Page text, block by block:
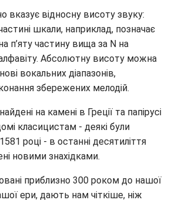
вказує відносну висоту звуку:
шкали, наприклад, позначає
п’яту частину вища за N на
Абсолютну висоту можна
вокальних діапазонів,
збережених мелодій.
на камені в Греції та папірусі
класицистам - деякі були
році - в останні десятиліття
новими знахідками.
приблизно 300 роком до нашої
ери, дають нам чіткіше, ніж